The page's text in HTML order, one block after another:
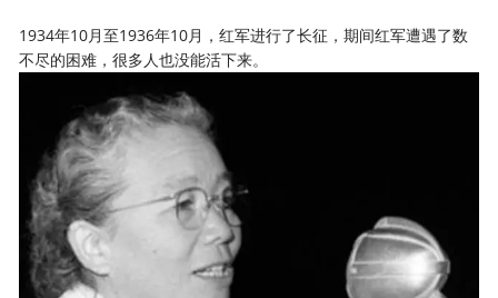
1934年10月至1936年10月，红军进行了长征，期间红军遭遇了数
不尽的困难，很多人也没能活下来。